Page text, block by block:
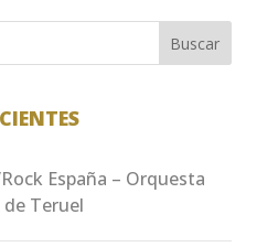
de Música "Antón García
Buscar
España – Orquesta
Teruel